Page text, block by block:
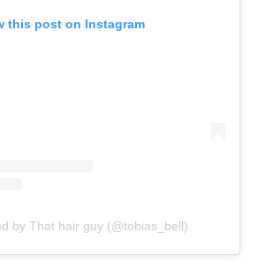
this post on Instagram
by That hair guy (@tobias_bell)